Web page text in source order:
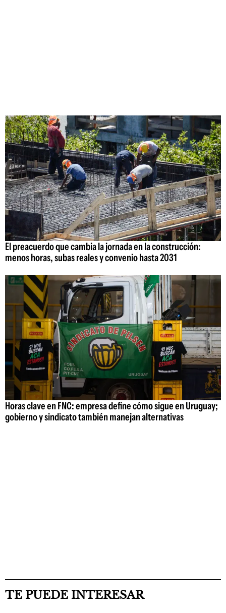
El preacuerdo que cambia la jornada en la construcción:
menos horas, subas reales y convenio hasta 2031
Horas clave en FNC: empresa define cómo sigue en Uruguay;
gobierno y sindicato también manejan alternativas
TE PUEDE INTERESAR